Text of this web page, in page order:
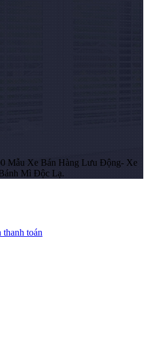
Mẫu Xe Bán Hàng Lưu Động- Xe
Mì Độc Lạ.
thanh toán